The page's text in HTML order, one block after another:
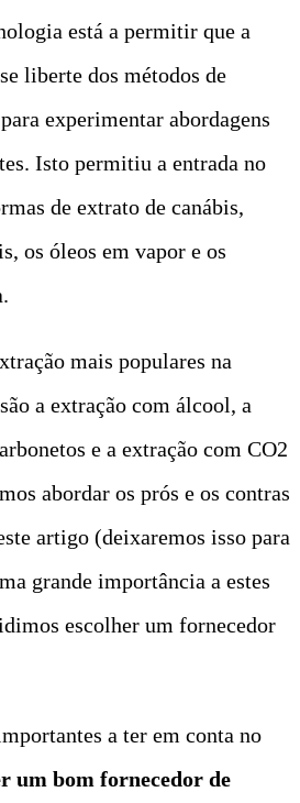
está a permitir que a
liberte dos métodos de
experimentar abordagens
Isto permitiu a entrada no
de extrato de canábis,
os óleos em vapor e os
mais populares na
a extração com álcool, a
e a extração com CO2
abordar os prós e os contras
artigo (deixaremos isso para
grande importância a estes
escolher um fornecedor
a ter em conta no
um bom fornecedor de